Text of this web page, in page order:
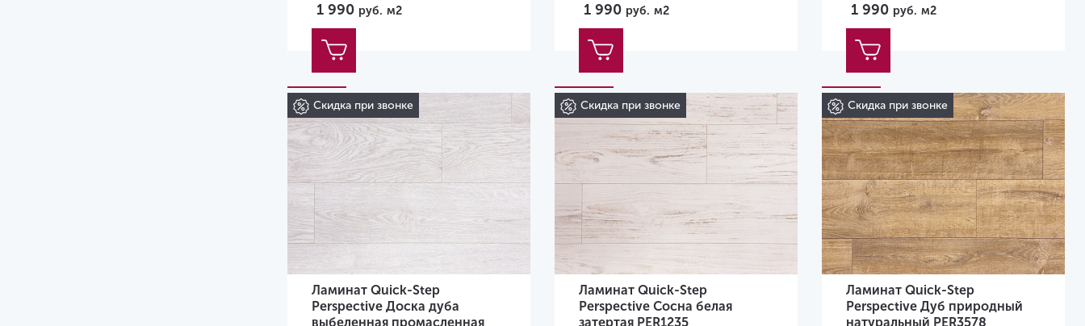
1 990 руб. м2 1 990 руб. м2 1 990 руб. м2
Скидка при звонке
Ламинат Quick-Step
Perspective Доска дуба
выбеленная промасленная
Скидка при звонке
Ламинат Quick-Step
Perspective Сосна белая
затертая PER1235
Скидка при звонке
Ламинат Quick-Step
Perspective Дуб природный
натуральный PER3578